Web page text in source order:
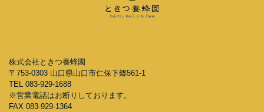
株式会社ときつ養蜂園
〒753-0303 山口県山口市仁保下郷561-1
TEL 083-929-1688
※営業電話はお断りしております。
FAX 083-929-1364